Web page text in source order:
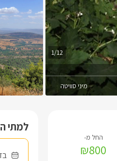
1/12
מיני סוויטה
למתי
₪800